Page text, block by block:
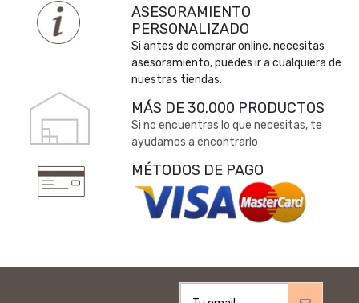
ASESORAMIENTO
PERSONALIZADO
Si antes de comprar online, necesitas
asesoramiento, puedes ir a cualquiera de
nuestras tiendas.
MÁS DE 30.000 PRODUCTOS
Si no encuentras lo que necesitas, te
ayudamos a encontrarlo
MÉTODOS DE PAGO